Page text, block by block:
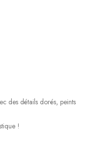
des détails dorés, peints
!